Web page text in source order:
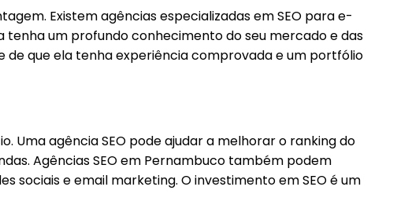
Existem agências especializadas em SEO para e-
tenha um profundo conhecimento do seu mercado e das
de que ela tenha experiência comprovada e um portfólio
Uma agência SEO pode ajudar a melhorar o ranking do
Agências SEO em Pernambuco também podem
sociais e email marketing. O investimento em SEO é um